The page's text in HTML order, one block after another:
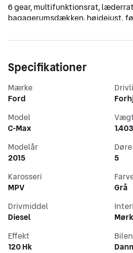
6 gear, multifunktionsrat,
bagagerumsdækken, højdejust.
centrallås, fjernb. centrallås,
tilslutning, regnsensor,
airbag, antispin, esp.
♦️ Ajourført servicehæfte ♦️
♦️ Tandrem udskiftet ved 347.000
♦️ Synet i oktober 2025 ♦️
♦️ Velkørende med den solide 1,5
🚘 Nummerpladeoperatør -
💰 Finansiering tilbydes med eller
sikkerhed for en tryg bilhandel.
Specifikationer
Mærke
Ford
Model
C-Max
Modelår
2015
Karosseri
MPV
Drivmiddel
Diesel
Effekt
120 Hk
Døre
5
Grå